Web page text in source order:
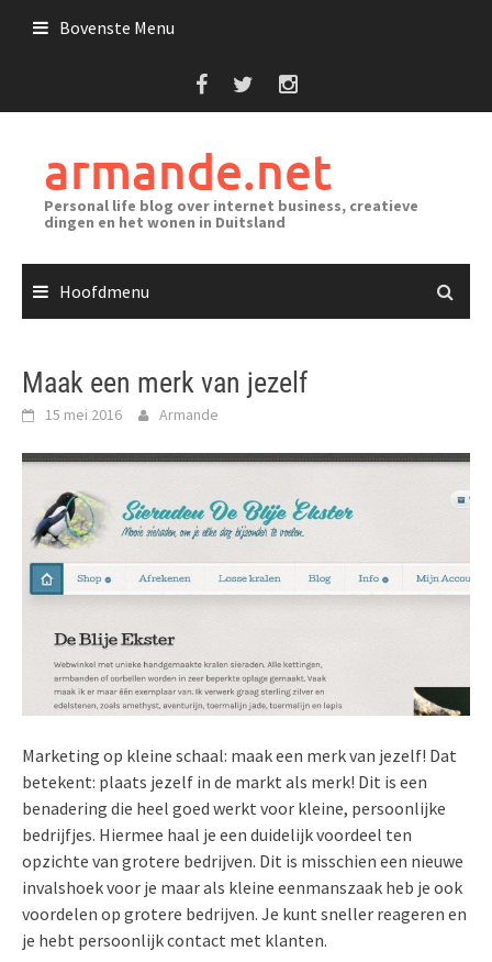
Bovenste Menu
armande.net
Personal life blog over internet business, creatieve
dingen en het wonen in Duitsland
Hoofdmenu
Maak een merk van jezelf
15 mei 2016 Armande
Marketing op kleine schaal: maak een merk van jezelf! Dat
betekent: plaats jezelf in de markt als merk! Dit is een
benadering die heel goed werkt voor kleine, persoonlijke
bedrijfjes. Hiermee haal je een duidelijk voordeel ten
opzichte van grotere bedrijven. Dit is misschien een nieuwe
invalshoek voor je maar als kleine eenmanszaak heb je ook
voordelen op grotere bedrijven. Je kunt sneller reageren en
je hebt persoonlijk contact met klanten.